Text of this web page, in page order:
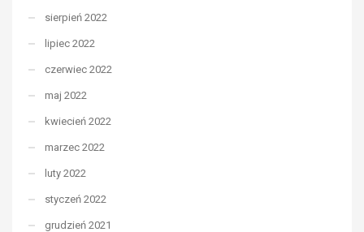
sierpień 2022
lipiec 2022
czerwiec 2022
maj 2022
kwiecień 2022
marzec 2022
luty 2022
styczeń 2022
grudzień 2021